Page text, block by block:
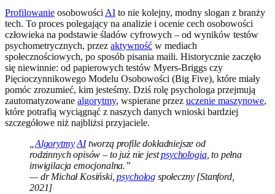
Profilowanie osobowości AI to nie kolejny, modny slogan z branży
tech. To proces polegający na analizie i ocenie cech osobowości
człowieka na podstawie śladów cyfrowych – od wyników testów
psychometrycznych, przez aktywność w mediach
społecznościowych, po sposób pisania maili. Historycznie zaczęło
się niewinnie: od papierowych testów Myers-Briggs czy
Pięcioczynnikowego Modelu Osobowości (Big Five), które miały
pomóc zrozumieć, kim jesteśmy. Dziś rolę psychologa przejmują
zautomatyzowane algorytmy, wspierane przez uczenie maszynowe,
które potrafią wyciągnąć z naszych danych wnioski bardziej
szczegółowe niż najbliżsi przyjaciele.
Algorytmy AItworzą profile dokładniejsze od
rodzinnych opisów – to już nie jestpsychologia, to pełna
inwigilacja emocjonalna.”
— dr Michał Kosiński,psycholog społeczny [Stanford,
2021]